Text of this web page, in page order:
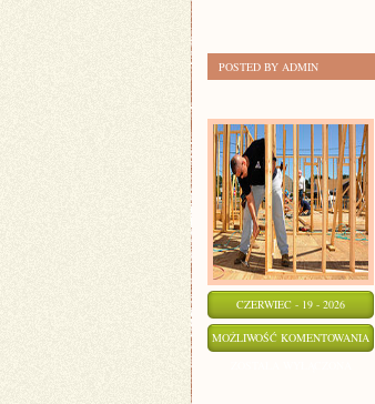
POSTED BY ADMIN
CZERWIEC - 19 - 2026
MOŻLIWOŚĆ KOMENTOWANIA